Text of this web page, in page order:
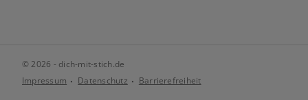
© 2026 - dich-mit-stich.de
Impressum
Datenschutz Barrierefreiheit